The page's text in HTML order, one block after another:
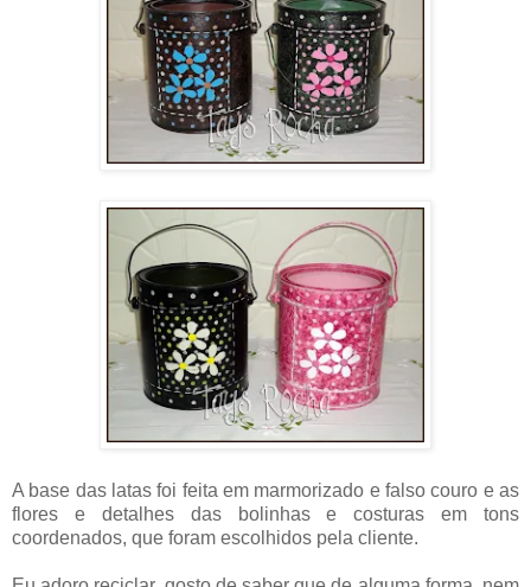
A base das latas foi feita em marmorizado e falso couro e as
flores e detalhes das bolinhas e costuras em tons
coordenados, que foram escolhidos pela cliente.